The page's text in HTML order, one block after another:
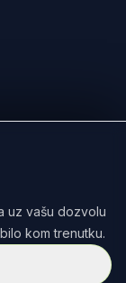
uz vašu dozvolu
kom trenutku.